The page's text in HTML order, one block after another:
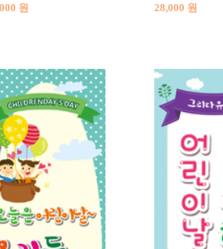
원
28,000 원